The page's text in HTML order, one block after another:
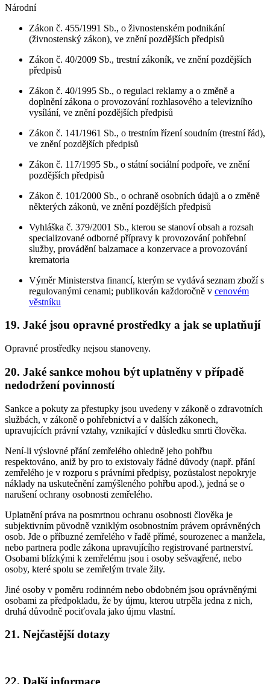
Národní
Zákon č. 455/1991 Sb., o živnostenském podnikání
(živnostenský zákon), ve znění pozdějších předpisů
Zákon č. 40/2009 Sb., trestní zákoník, ve znění pozdějších
předpisů
Zákon č. 40/1995 Sb., o regulaci reklamy a o změně a
doplnění zákona o provozování rozhlasového a televizního
vysílání, ve znění pozdějších předpisů
Zákon č. 141/1961 Sb., o trestním řízení soudním (trestní řád),
ve znění pozdějších předpisů
Zákon č. 117/1995 Sb., o státní sociální podpoře, ve znění
pozdějších předpisů
Zákon č. 101/2000 Sb., o ochraně osobních údajů a o změně
některých zákonů, ve znění pozdějších předpisů
Vyhláška č. 379/2001 Sb., kterou se stanoví obsah a rozsah
specializované odborné přípravy k provozování pohřební
služby, provádění balzamace a konzervace a provozování
krematoria
Výměr Ministerstva financí, kterým se vydává seznam zboží s
regulovanými cenami; publikován každoročně v cenovém
věstníku
19. Jaké jsou opravné prostředky a jak se uplatňují
Opravné prostředky nejsou stanoveny.
20. Jaké sankce mohou být uplatněny v případě
nedodržení povinností
Sankce a pokuty za přestupky jsou uvedeny v zákoně o zdravotních
službách, v zákoně o pohřebnictví a v dalších zákonech,
upravujících právní vztahy, vznikající v důsledku smrti člověka.
Není-li výslovné přání zemřelého ohledně jeho pohřbu
respektováno, aniž by pro to existovaly řádné důvody (např. přání
zemřelého je v rozporu s právními předpisy, pozůstalost nepokryje
náklady na uskutečnění zamýšleného pohřbu apod.), jedná se o
narušení ochrany osobnosti zemřelého.
Uplatnění práva na posmrtnou ochranu osobnosti člověka je
subjektivním původně vzniklým osobnostním právem oprávněných
osob. Jde o příbuzné zemřelého v řadě přímé, sourozenec a manžela,
nebo partnera podle zákona upravujícího registrované partnerství.
Osobami blízkými k zemřelému jsou i osoby sešvagřené, nebo
osoby, které spolu se zemřelým trvale žily.
Jiné osoby v poměru rodinném nebo obdobném jsou oprávněnými
osobami za předpokladu, že by újmu, kterou utrpěla jedna z nich,
druhá důvodně pociťovala jako újmu vlastní.
21. Nejčastější dotazy
22. Další informace